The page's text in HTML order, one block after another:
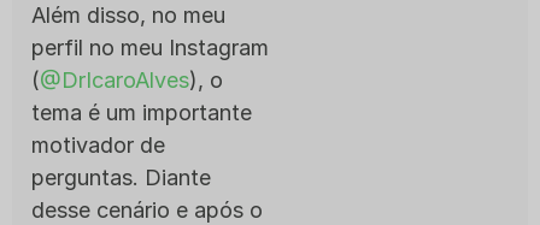
Além disso, no meu
perfil no meu Instagram
(@DrIcaroAlves), o
tema é um importante
motivador de
perguntas. Diante
desse cenário e após o